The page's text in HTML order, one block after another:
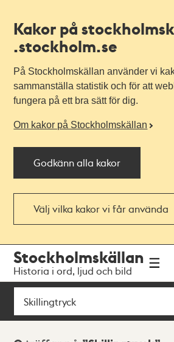
Kakor på
.stockholm.se
På Stockholmskällan använder vi
sammanställa statistik och för att
fungera på ett bra sätt för dig.
Om kakor på Stockholmskällan
Godkänn alla kakor
Välj vilka kakor vi får använda
navigationen
huvudinnehållet
Stockholmskällan
Historia i ord, ljud och bild
Sök